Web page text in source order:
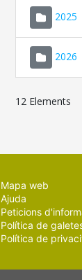
2025
2026
12 Elements
Mapa web
Ajuda
Peticions
Política de
Política de